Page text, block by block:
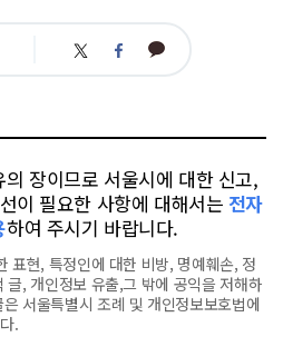
트 페 카
장이므로 서울시에 대한 신고,
이 필요한 사항에 대해서는 전자
하여 주시기 바랍니다.
표현, 특정인에 대한 비방, 명예훼손, 정
글, 개인정보 유출,그 밖에 공익을 저해하
서울특별시 조례 및 개인정보보호법에
.